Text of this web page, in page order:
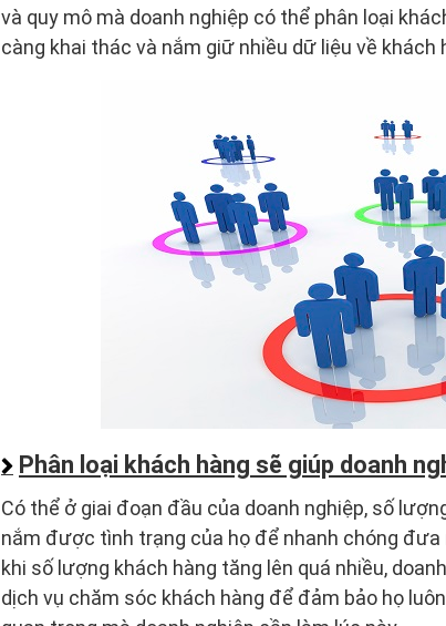
và quy mô mà doanh nghiệp có thể phân loại
càng khai thác và nắm giữ nhiều dữ liệu về khách
Phân loại khách hàng sẽ giúp doanh
Có thể ở giai đoạn đầu của doanh nghiệp, số
nắm được tình trạng của họ để nhanh chóng
khi số lượng khách hàng tăng lên quá nhiều,
dịch vụ chăm sóc khách hàng để đảm bảo họ